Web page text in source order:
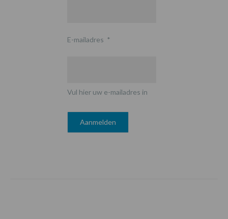
E-mailadres *
Vul hier uw e-mailadres in